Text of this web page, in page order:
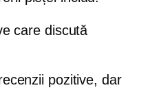
care discută
pozitive, dar